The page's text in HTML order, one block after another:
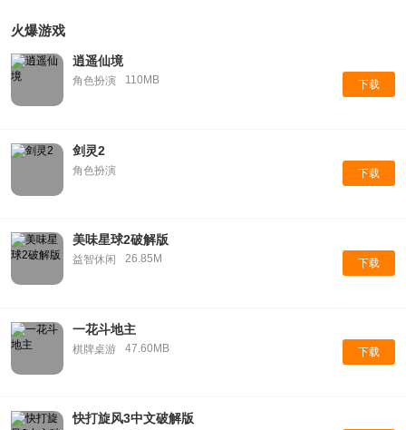
火爆游戏
逍遥仙境
角色扮演 110MB 下载
剑灵2
角色扮演 下载
美味星球2破解版
益智休闲 26.85M 下载
一花斗地主
棋牌桌游 47.60MB 下载
快打旋风3中文破解版